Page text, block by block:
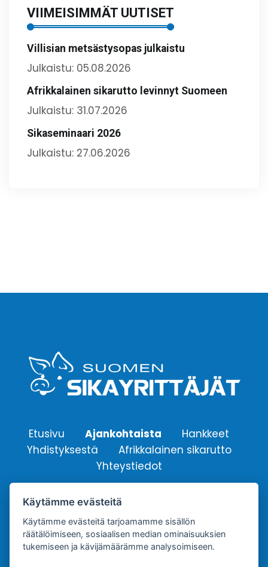
VIIMEISIMMÄT UUTISET
Villisian metsästysopas julkaistu
Julkaistu: 05.08.2026
Afrikkalainen sikarutto levinnyt Suomeen
Julkaistu: 31.07.2026
Sikaseminaari 2026
Julkaistu: 27.06.2026
Etusivu Ajankohtaista
Hankkeet
Yhdistyksestä
Afrikkalainen sikarutto
Yhteystiedot
Suomen Sikayrittäjät ry.
Yhdistyksen sähköpostiosoite:
info@sikayrittajat.fi
Käytämme evästeitä
Käytämme evästeitä tarjoamamme sisällön
räätälöimiseen, sosiaalisen median ominaisuuksien
tukemiseen ja kävijämäärämme analysoimiseen.